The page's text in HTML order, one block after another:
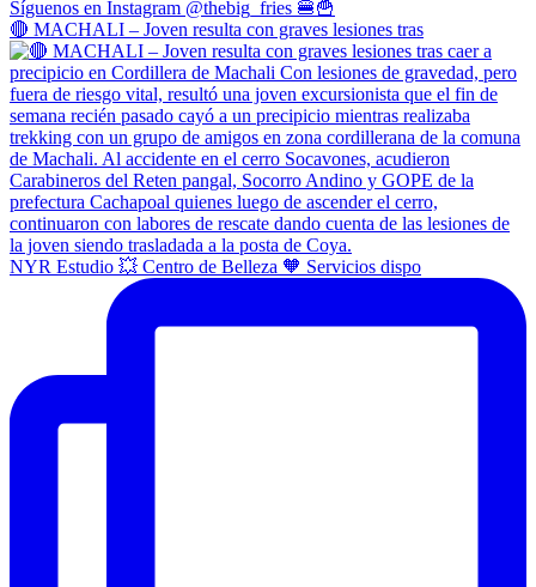
🔴 MACHALI – Joven resulta con graves lesiones tras
NYR Estudio 💥 Centro de Belleza 🧡 Servicios dispo